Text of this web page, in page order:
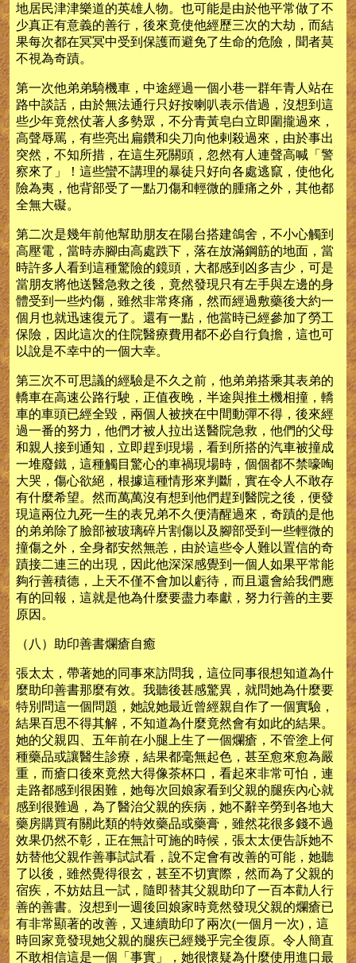
地居民津津樂道的英雄人物。也可能是由於他平常做了不
少真正有意義的善行，後來竟使他經歷三次的大劫，而結
果每次都在冥冥中受到保護而避免了生命的危險，聞者莫
不視為奇蹟。
第一次他弟弟騎機車，中途經過一個小巷一群年青人站在
路中談話，由於無法通行只好按喇叭表示借過，沒想到這
些少年竟然仗著人多勢眾，不分青黃皂白立即圍攏過來，
高聲辱罵，有些亮出扁鑽和尖刀向他剌殺過來，由於事出
突然，不知所措，在這生死關頭，忽然有人連聲高喊「警
察來了」！這些蠻不講理的暴徒只好向各處逃竄，使他化
險為夷，他背部受了一點刀傷和輕微的腫痛之外，其他都
全無大礙。
第二次是幾年前他幫助朋友在陽台搭建鴿舍，不小心觸到
高壓電，當時赤腳由高處跌下，落在放滿鋼筋的地面，當
時許多人看到這種驚險的鏡頭，大都感到凶多吉少，可是
當朋友將他送醫急救之後，竟然發現只有左手與左邊的身
體受到一些灼傷，雖然非常疼痛，然而經過敷藥後大約一
個月也就迅速復元了。還有一點，他當時已經參加了勞工
保險，因此這次的住院醫療費用都不必自行負擔，這也可
以說是不幸中的一個大幸。
第三次不可思議的經驗是不久之前，他弟弟搭乘其表弟的
轎車在高速公路行駛，正值夜晚，半途與推土機相撞，轎
車的車頭已經全毀，兩個人被挾在中間動彈不得，後來經
過一番的努力，他們才被人拉出送醫院急救，他們的父母
和親人接到通知，立即趕到現場，看到所搭的汽車被撞成
一堆廢鐵，這種觸目驚心的車禍現場時，個個都不禁嚎啕
大哭，傷心欲絕，根據這種情形來判斷，實在令人不敢存
有什麼希望。然而萬萬沒有想到他們趕到醫院之後，便發
現這兩位九死一生的表兄弟不久便清醒過來，奇蹟的是他
的弟弟除了臉部被玻璃碎片割傷以及腳部受到一些輕微的
撞傷之外，全身都安然無恙，由於這些令人難以置信的奇
蹟接二連三的出現，因此他深深感覺到一個人如果平常能
夠行善積德，上天不僅不會加以虧待，而且還會給我們應
有的回報，這就是他為什麼要盡力奉獻，努力行善的主要
原因。
（八）助印善書爛瘡自癒
張太太，帶著她的同事來訪問我，這位同事很想知道為什
麼助印善書那麼有效。我聽後甚感驚異，就問她為什麼要
特別問這一個問題，她說她最近曾經親自作了一個實驗，
結果百思不得其解，不知道為什麼竟然會有如此的結果。
她的父親四、五年前在小腿上生了一個爛瘡，不管塗上何
種藥品或讓醫生診療，結果都毫無起色，甚至愈來愈為嚴
重，而瘡口後來竟然大得像茶杯口，看起來非常可怕，連
走路都感到很困難，她每次回娘家看到父親的腿疾內心就
感到很難過，為了醫治父親的疾病，她不辭辛勞到各地大
藥房購買有關此類的特效藥品或藥膏，雖然花很多錢不過
效果仍然不彰，正在無計可施的時候，張太太便告訴她不
妨替他父親作善事試試看，說不定會有改善的可能，她聽
了以後，雖然覺得很玄，甚至不切實際，然而為了父親的
宿疾，不妨姑且一試，隨即替其父親助印了一百本勸人行
善的善書。沒想到一週後回娘家時竟然發現父親的爛瘡已
有非常顯著的改善，又連續助印了兩次(一個月一次)，這
時回家竟發現她父親的腿疾已經幾乎完全復原。令人簡直
不敢相信這是一個「事實」，她很懷疑為什麼使用進口最